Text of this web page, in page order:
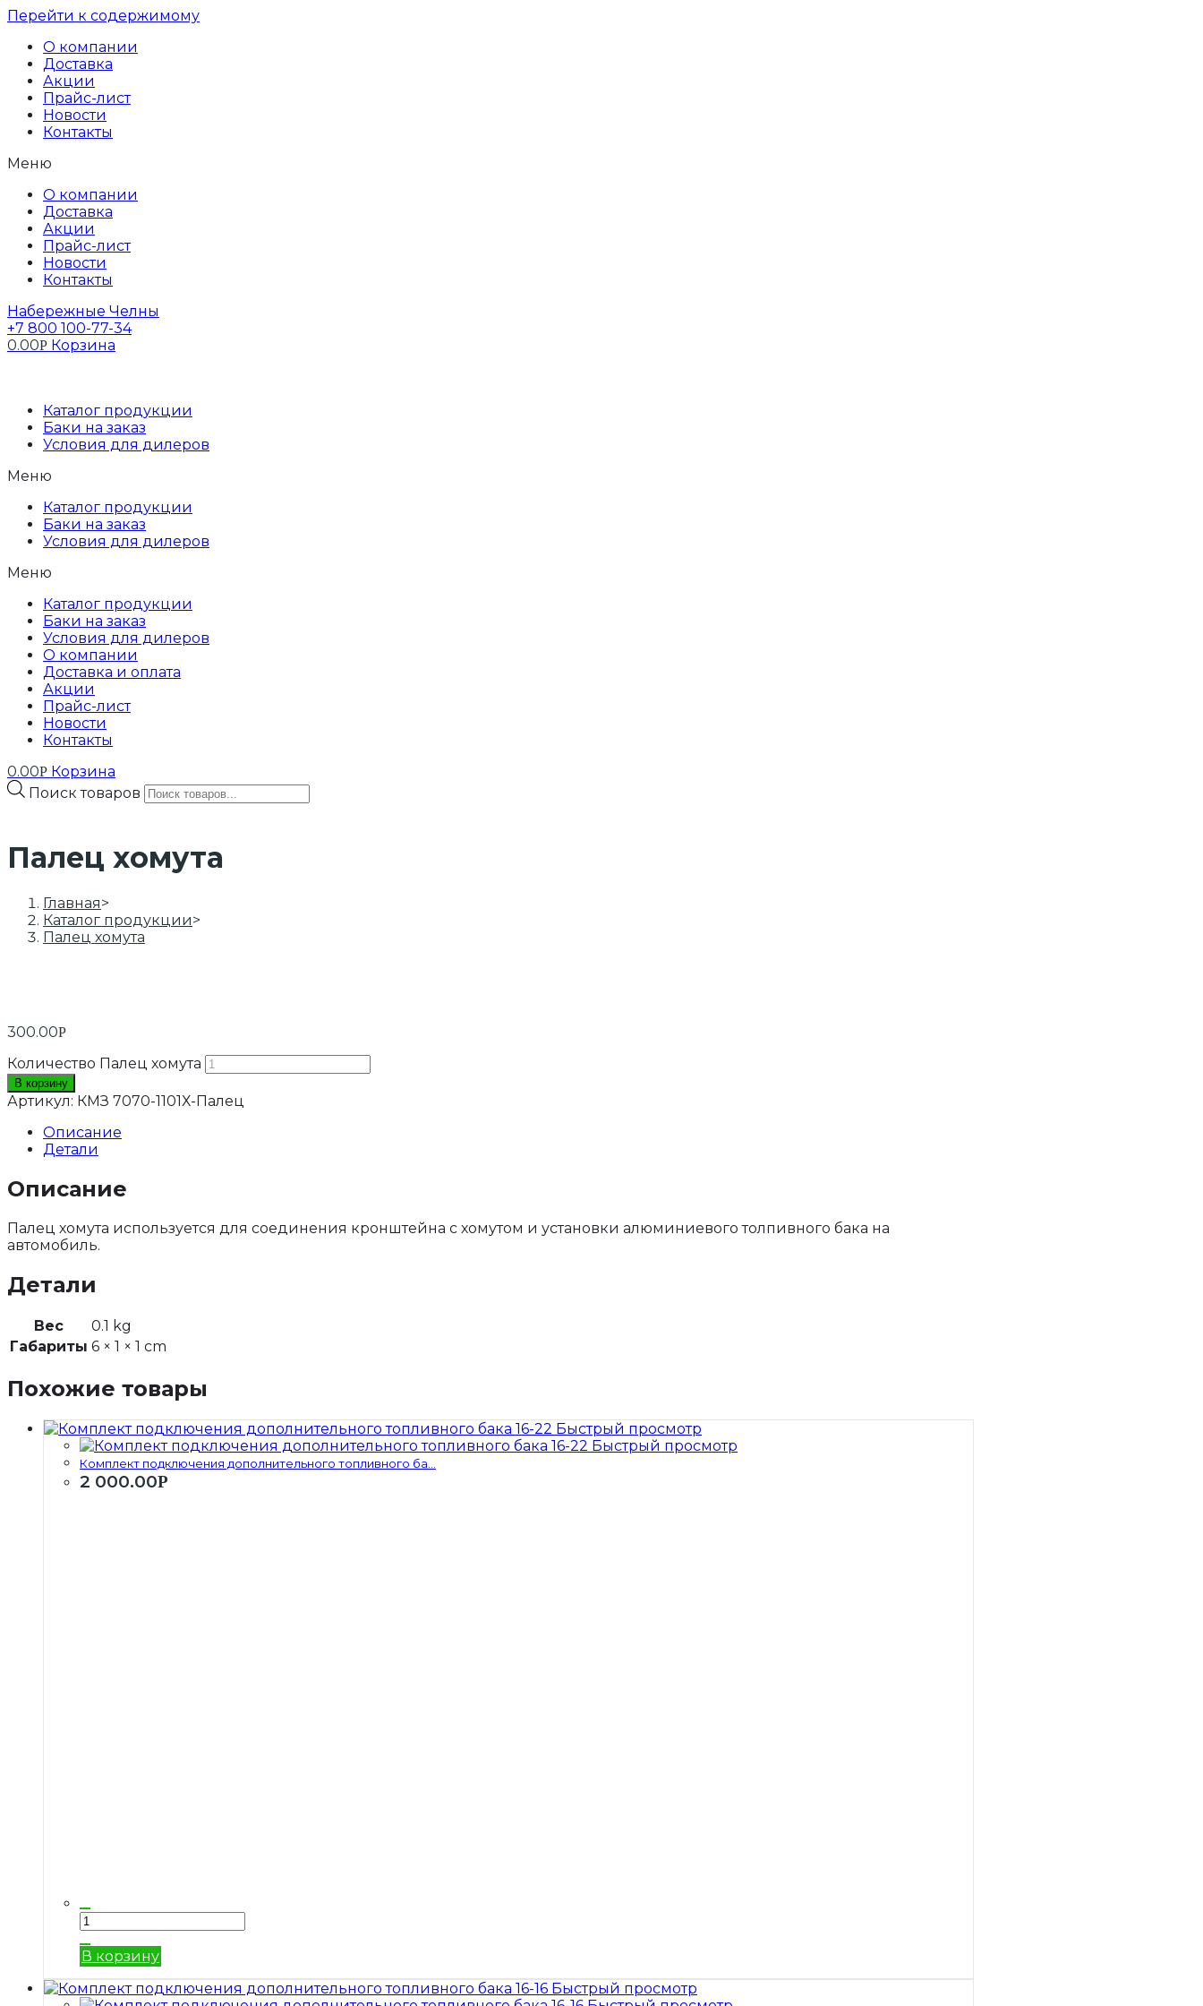
Перейти к содержимому
О компании
Доставка
Акции
Прайс-лист
Новости
Контакты
Меню
О компании
Доставка
Акции
Прайс-лист
Новости
Контакты
Набережные Челны
+7 800 100-77-34
0.00Р Корзина
Каталог продукции
Баки на заказ
Условия для дилеров
Меню
Каталог продукции
Баки на заказ
Условия для дилеров
Меню
Каталог продукции
Баки на заказ
Условия для дилеров
О компании
Доставка и оплата
Акции
Прайс-лист
Новости
Контакты
0.00Р Корзина
Поиск товаров
Палец хомута
Главная>
Каталог продукции>
Палец хомута
300.00Р
Количество Палец хомута
В корзину
Артикул: КМЗ 7070-1101Х-Палец
Описание
Детали
Описание
Палец хомута используется для соединения кронштейна с хомутом и установки алюминиевого толпивного бака на
автомобиль.
Детали
Вес
0.1 kg
Габариты 6 × 1 × 1 cm
Похожие товары
Быстрый просмотр
Быстрый просмотр
Комплект подключения дополнительного топливного ба...
2 000.00Р
В корзину
Быстрый просмотр